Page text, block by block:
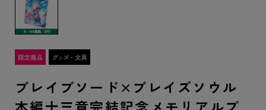
ブレイブソード×ブレイズソウル